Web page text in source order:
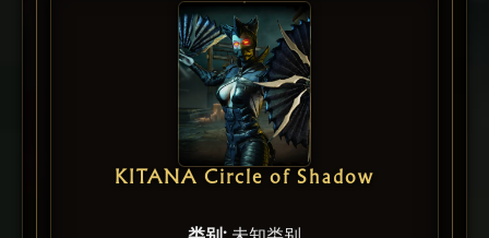
KITANA Circle of Shadow